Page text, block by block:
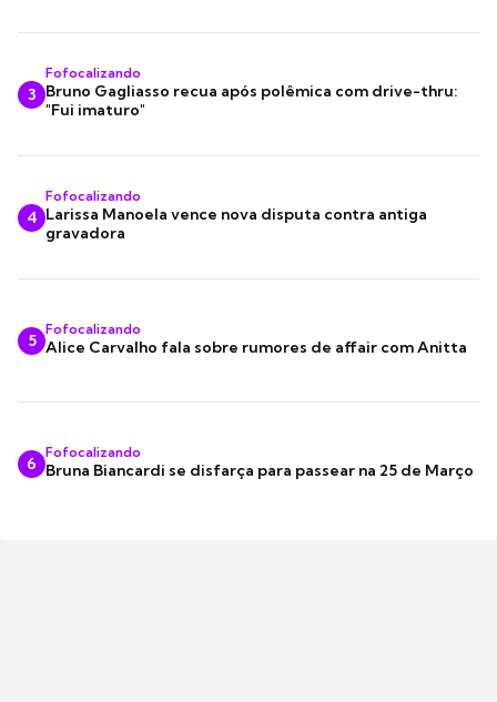
3
Fofocalizando
Bruno Gagliasso recua após polêmica com drive-thru:
"Fui imaturo"
4
Fofocalizando
Larissa Manoela vence nova disputa contra antiga
gravadora
5
Fofocalizando
Alice Carvalho fala sobre rumores de affair com Anitta
6
Fofocalizando
Bruna Biancardi se disfarça para passear na 25 de Março